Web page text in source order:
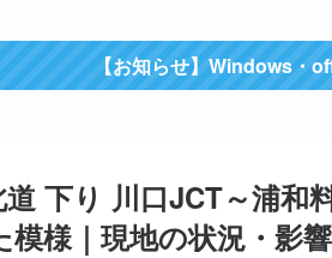
【お知らせ】Windows・
道 下り 川口JCT～浦
様｜現地の状況・影